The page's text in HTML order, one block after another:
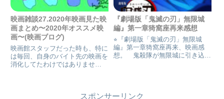
映画雑談27.2020年映画見た映
画まとめ〜2020年オススメ映
画〜(映画ブログ)
映画館スタッフだった時も、特に
は毎回、自身のバイト先の映画を
消化してたわけではありませ
ん。 自分の時間を作るのは、昔
『劇場版「鬼滅の刃」無限城
編』第一章猗窩座再来感想
⭐︎『劇場版「鬼滅の刃」無限城
編』第一章猗窩座再来、映画感
想。 鬼殺隊が無限城に引き込ま
VS兄弟子対決がメインである。
スポンサーリンク